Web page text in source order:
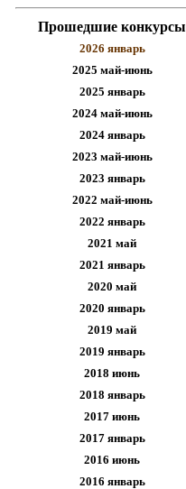
Прошедшие конкурсы
2026 январь
2025 май-июнь
2025 январь
2024 май-июнь
2024 январь
2023 май-июнь
2023 январь
2022 май-июнь
2022 январь
2021 май
2021 январь
2020 май
2020 январь
2019 май
2019 январь
2018 июнь
2018 январь
2017 июнь
2017 январь
2016 июнь
2016 январь